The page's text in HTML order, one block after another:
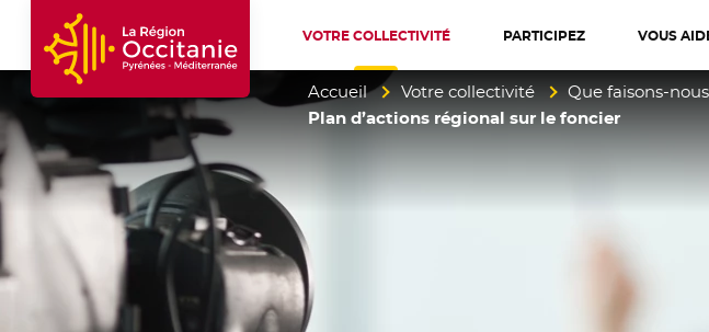
Accueil Région Occitanie / Pyrénées-Méditerranée
VOTRE COLLECTIVITÉ PARTICIPEZ VOUS
Accueil Votre collectivité Que faisons-
Plan d’actions régional sur le foncier